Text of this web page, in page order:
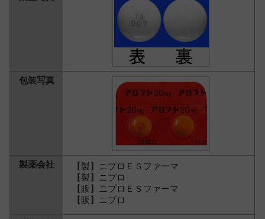
【製】ニプロＥＳファーマ
【製】ニプロ
【販】ニプロＥＳファーマ
【販】ニプロ